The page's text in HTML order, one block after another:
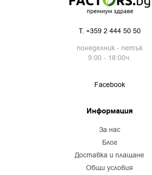
T. +359 2 444 50 50
понеделник - петък
9:00 - 18:00ч.
Facebook
Информация
за нас
блог
доставка и плащане
общи условия